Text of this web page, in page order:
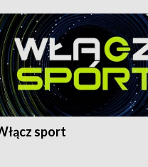
sport